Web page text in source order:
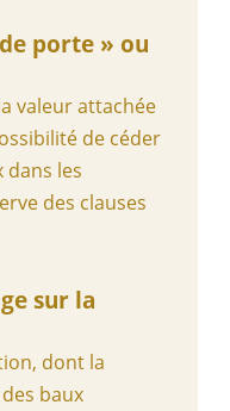
porte » ou
valeur attachée
de céder
dans les
des clauses
sur la
dont la
baux